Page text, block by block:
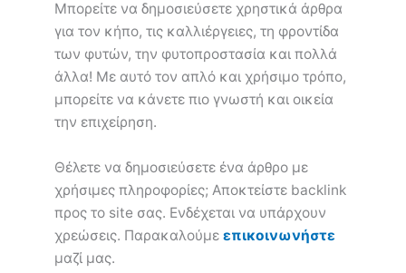
Μπορείτε να δημοσιεύσετε χρηστικά άρθρα
για τον κήπο, τις καλλιέργειες, τη φροντίδα
των φυτών, την φυτοπροστασία και πολλά
άλλα! Με αυτό τον απλό και χρήσιμο τρόπο,
μπορείτε να κάνετε πιο γνωστή και οικεία
την επιχείρηση.
Θέλετε να δημοσιεύσετε ένα άρθρο με
χρήσιμες πληροφορίες; Αποκτείστε backlink
προς το site σας. Ενδέχεται να υπάρχουν
χρεώσεις. Παρακαλούμε επικοινωνήστε
μαζί μας.